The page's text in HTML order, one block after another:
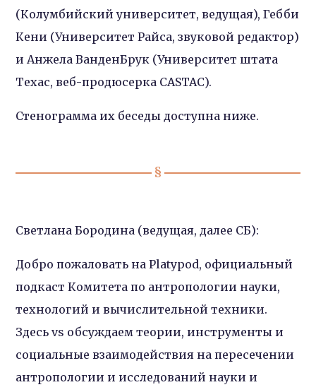
(Колумбийский университет, ведущая), Гебби
Кени (Университет Райса, звуковой редактор)
и Анжела ВанденБрук (Университет штата
Техас, веб-продюсерка CASTAC).
Стенограмма их беседы доступна ниже.
Светлана Бородина (ведущая, далее СБ):
Добро пожаловать на Platypod, официальный
подкаст Комитета по антропологии науки,
технологий и вычислительной техники.
Здесь vs обсуждаем теории, инструменты и
социальные взаимодействия на пересечении
антропологии и исследований науки и